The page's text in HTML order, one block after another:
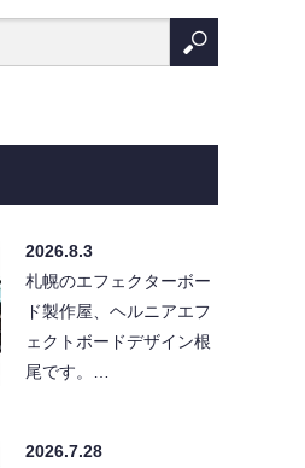
2026.8.3
札幌のエフェクターボー
ド製作屋、ヘルニアエフ
ェクトボードデザイン根
尾です。…
2026.7.28